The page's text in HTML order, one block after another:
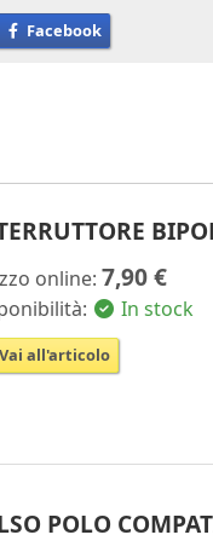
Facebook
online:7,90 €
In stock
Vai all'articolo
POLO